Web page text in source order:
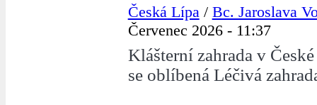
Česká Lípa/ Bc. Jaroslava
Červenec 2026 - 11:37
Klášterní zahrada v
se oblíbená Léčivá